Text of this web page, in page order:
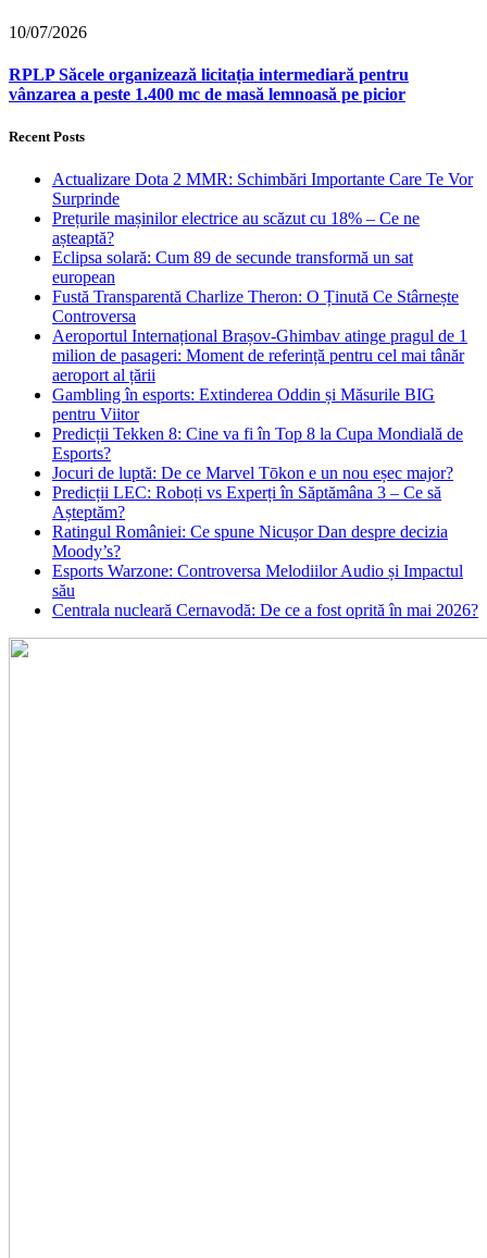
10/07/2026
RPLP Săcele organizează licitația intermediară pentru
vânzarea a peste 1.400 mc de masă lemnoasă pe picior
Recent Posts
Actualizare Dota 2 MMR: Schimbări Importante Care Te Vor
Surprinde
Prețurile mașinilor electrice au scăzut cu 18% – Ce ne
așteaptă?
Eclipsa solară: Cum 89 de secunde transformă un sat
european
Fustă Transparentă Charlize Theron: O Ținută Ce Stârnește
Controversa
Aeroportul Internațional Brașov‑Ghimbav atinge pragul de 1
milion de pasageri: Moment de referință pentru cel mai tânăr
aeroport al țării
Gambling în esports: Extinderea Oddin și Măsurile BIG
pentru Viitor
Predicții Tekken 8: Cine va fi în Top 8 la Cupa Mondială de
Esports?
Jocuri de luptă: De ce Marvel Tōkon e un nou eșec major?
Predicții LEC: Roboți vs Experți în Săptămâna 3 – Ce să
Așteptăm?
Ratingul României: Ce spune Nicușor Dan despre decizia
Moody’s?
Esports Warzone: Controversa Melodiilor Audio și Impactul
său
Centrala nucleară Cernavodă: De ce a fost oprită în mai 2026?